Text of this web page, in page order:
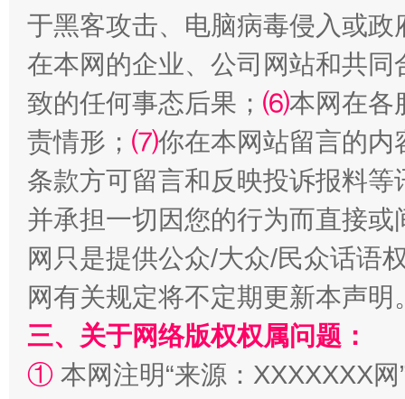
解纷+调解+退费，一次搞定
于黑客攻击、电脑病毒侵入或
在本网的企业、公司网站和共
致的任何事态后果； ⑹本网在各
责情形； ⑺你在本网站留言的内
条款方可留言和反映投诉报料
并承担一切因您的行为而直接
网只是提供公众/大众/民众话语
网有关规定将不定期更新本声明
三、关于网络版权权属问题：
① 本网注明“来源：XXXXXXX